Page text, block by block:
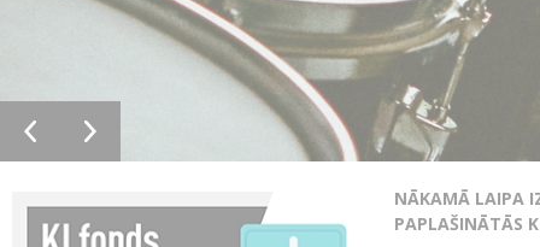
NĀKAMĀ LAIPA
PAPLAŠINĀTĀS